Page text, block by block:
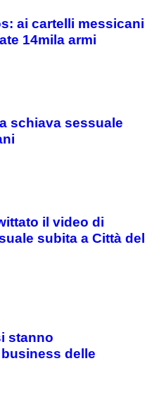
ai cartelli messicani
14mila armi
schiava sessuale
il video di
subita a Città del
stanno
delle